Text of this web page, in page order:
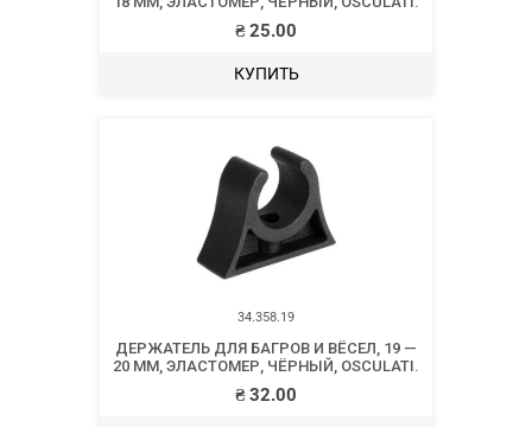
₴25.00
КУПИТЬ
34.358.19
ДЕРЖАТЕЛЬ ДЛЯ БАГРОВ И ВЁСЕЛ, 19 —
20 ММ, ЭЛАСТОМЕР, ЧЁРНЫЙ, OSCULATI.
₴32.00